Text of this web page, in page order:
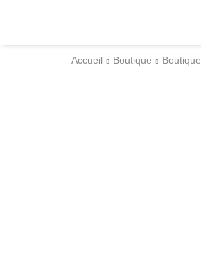
Accueil Boutique Boutique